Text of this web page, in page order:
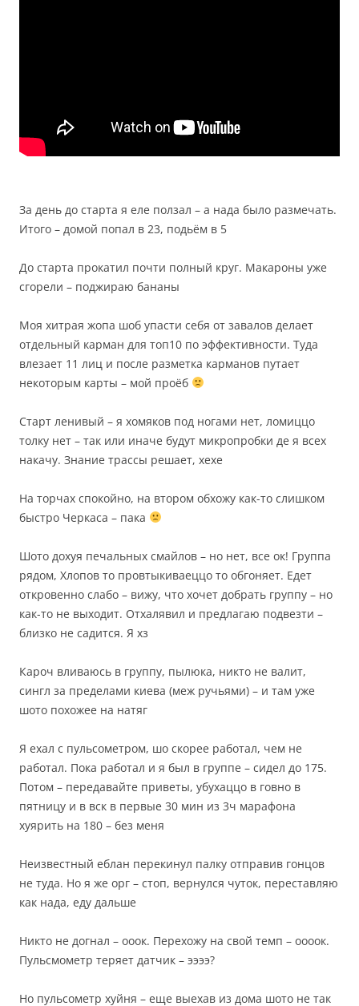
За день до старта я еле ползал – а нада было размечать.
Итого – домой попал в 23, подьём в 5
До старта прокатил почти полный круг. Макароны уже
сгорели – поджираю бананы
Моя хитрая жопа шоб упасти себя от завалов делает
отдельный карман для топ10 по эффективности. Туда
влезает 11 лиц и после разметка карманов путает
некоторым карты – мой проёб
Старт ленивый – я хомяков под ногами нет, ломиццо
толку нет – так или иначе будут микропробки де я всех
накачу. Знание трассы решает, хехе
На торчах спокойно, на втором обхожу как-то слишком
быстро Черкаса – пака
Шото дохуя печальных смайлов – но нет, все ок! Группа
рядом, Хлопов то провтыкиваеццо то обгоняет. Едет
откровенно слабо – вижу, что хочет добрать группу – но
как-то не выходит. Отхалявил и предлагаю подвезти –
близко не садится. Я хз
Кароч вливаюсь в группу, пылюка, никто не валит,
сингл за пределами киева (меж ручьями) – и там уже
шото похожее на натяг
Я ехал с пульсометром, шо скорее работал, чем не
работал. Пока работал и я был в группе – сидел до 175.
Потом – передавайте приветы, убухаццо в говно в
пятницу и в вск в первые 30 мин из 3ч марафона
хуярить на 180 – без меня
Неизвестный еблан перекинул палку отправив гонцов
не туда. Но я же орг – стоп, вернулся чуток, переставляю
как нада, еду дальше
Никто не догнал – ооок. Перехожу на свой темп – оооок.
Пульсмометр теряет датчик – ээээ?
Но пульсометр хуйня – еще выехав из дома шото не так